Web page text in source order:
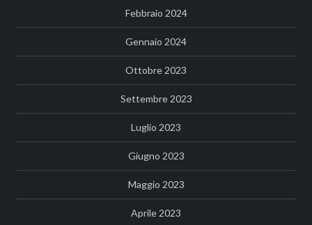
Febbraio 2024
Gennaio 2024
Ottobre 2023
Settembre 2023
Luglio 2023
Giugno 2023
Maggio 2023
Aprile 2023